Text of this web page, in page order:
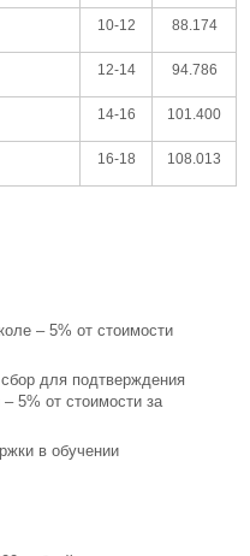
10-12 88.174
12-14 94.786
14-16 101.400
16-18 108.013
– 5% от стоимости
для подтверждения
5% от стоимости за
в обучении